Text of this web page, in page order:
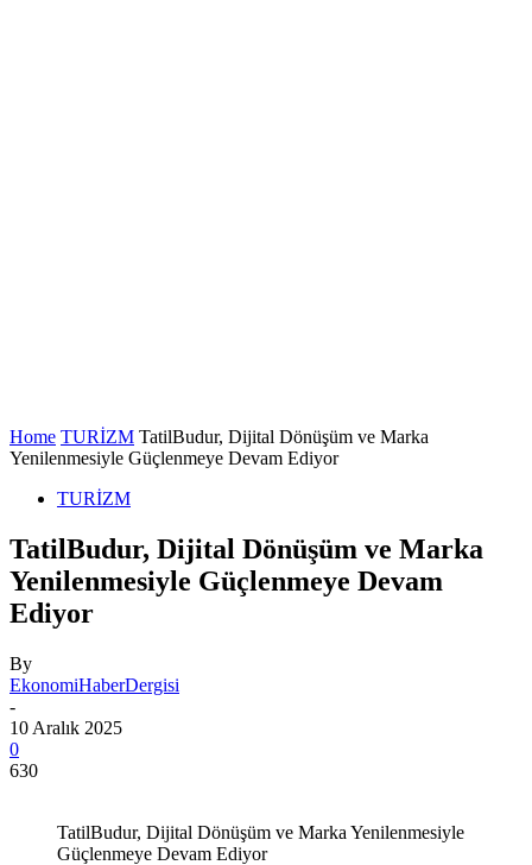
Home TURİZM TatilBudur, Dijital Dönüşüm ve Marka
Yenilenmesiyle Güçlenmeye Devam Ediyor
TURİZM
TatilBudur, Dijital Dönüşüm ve Marka
Yenilenmesiyle Güçlenmeye Devam
Ediyor
By
EkonomiHaberDergisi
-
10 Aralık 2025
0
630
TatilBudur, Dijital Dönüşüm ve Marka Yenilenmesiyle
Güçlenmeye Devam Ediyor